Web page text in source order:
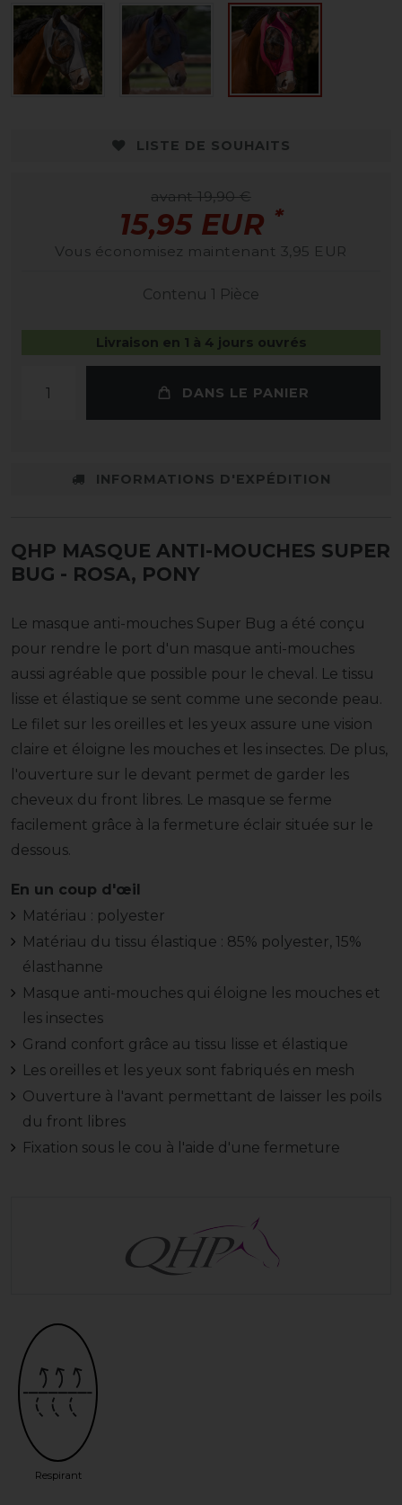
LISTE DE SOUHAITS
avant 19,90 €
15,95 EUR *
Vous économisez maintenant 3,95 EUR
Contenu 1 Pièce
Livraison en 1 à 4 jours ouvrés
DANS LE PANIER
INFORMATIONS D'EXPÉDITION
QHP MASQUE ANTI-MOUCHES SUPER
BUG - ROSA, PONY
Le masque anti-mouches Super Bug a été conçu
pour rendre le port d'un masque anti-mouches
aussi agréable que possible pour le cheval. Le tissu
lisse et élastique se sent comme une seconde peau.
Le filet sur les oreilles et les yeux assure une vision
claire et éloigne les mouches et les insectes. De plus,
l'ouverture sur le devant permet de garder les
cheveux du front libres. Le masque se ferme
facilement grâce à la fermeture éclair située sur le
dessous.
En un coup d'œil
Matériau : polyester
Matériau du tissu élastique : 85% polyester, 15%
élasthanne
Masque anti-mouches qui éloigne les mouches et
les insectes
Grand confort grâce au tissu lisse et élastique
Les oreilles et les yeux sont fabriqués en mesh
Ouverture à l'avant permettant de laisser les poils
du front libres
Fixation sous le cou à l'aide d'une fermeture
Respirant